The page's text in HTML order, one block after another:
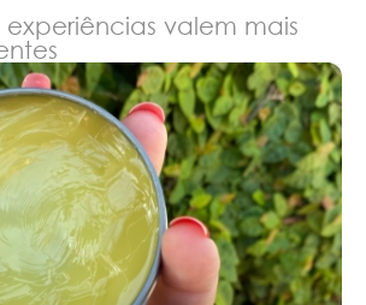
experiências valem mais